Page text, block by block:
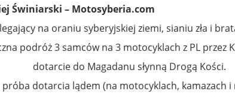
Świniarski – Motosyberia.com
na oraniu syberyjskiej ziemi, sianiu zła i
podróż 3 samców na 3 motocyklach z PL przez
dotarcie do Magadanu słynną Drogą Kości.
dotarcia lądem (na motocyklach, kamazach i